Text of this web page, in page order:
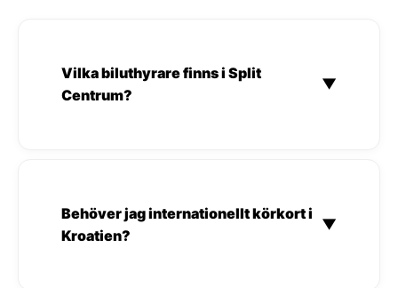
Vilka biluthyrare finns i Split
Centrum?
▼
Behöver jag internationellt körkort i
Kroatien?
▼